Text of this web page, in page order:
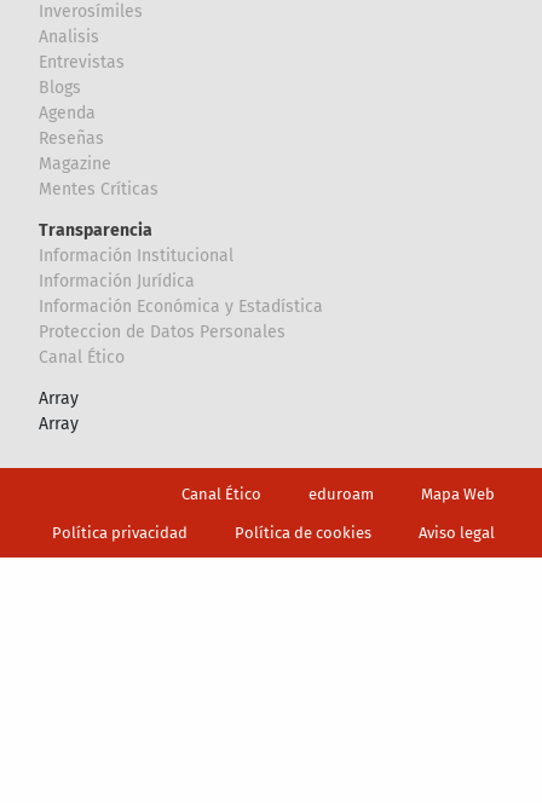
Inverosímiles
Analisis
Entrevistas
Blogs
Agenda
Reseñas
Magazine
Mentes Críticas
Transparencia
Información Institucional
Información Jurídica
Información Económica y Estadística
Proteccion de Datos Personales
Canal Ético
Array
Array
Canal Ético eduroam Mapa Web
Política privacidad Política de cookies Aviso legal